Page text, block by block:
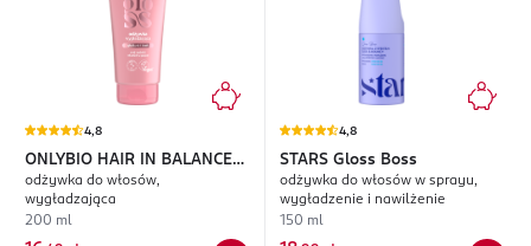
4,8
ONLYBIO HAIR IN BALANCE
Gloss
odżywka do włosów,
wygładzająca
200 ml
4,8
STARS Gloss Boss
odżywka do włosów w sprayu,
wygładzenie i nawilżenie
150 ml